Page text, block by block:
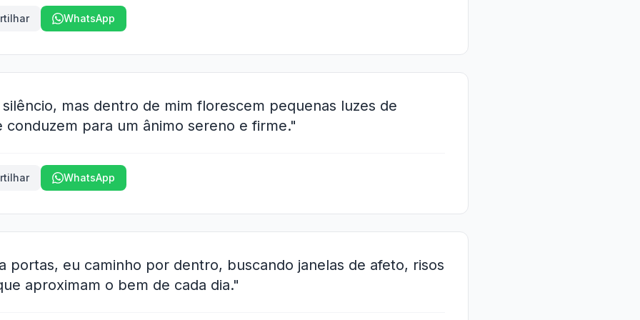
WhatsApp
mas dentro de mim florescem pequenas luzes de
conduzem para um ânimo sereno e firme."
WhatsApp
portas, eu caminho por dentro, buscando janelas de afeto, risos
aproximam o bem de cada dia."